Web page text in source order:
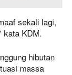
sekali lagi,
kata KDM.
hibutan
massa